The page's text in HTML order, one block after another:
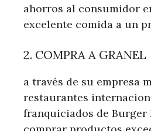
ahorros al consumidor
excelente comida a un
2. COMPRA A GRANEL
a través de su empresa
restaurantes
franquiciados de Burger